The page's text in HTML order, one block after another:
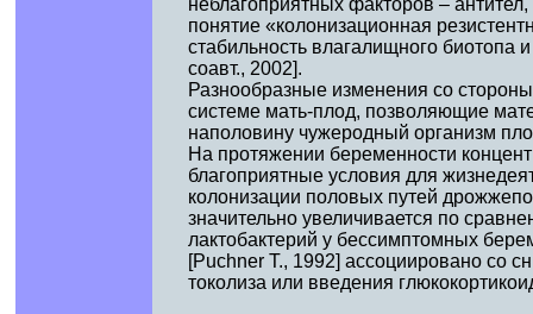
неблагоприятных факторов –
понятие «колонизационная
стабильность влагалищного
соавт., 2002].
Разнообразные изменения со
системе мать-плод, позволяющие
наполовину чужеродный организм
На протяжении беременности
благоприятные условия для
колонизации половых путей
значительно увеличивается по
лактобактерий у бессимптомных
[Puchner T., 1992] ассоциировано со
токолиза или введения